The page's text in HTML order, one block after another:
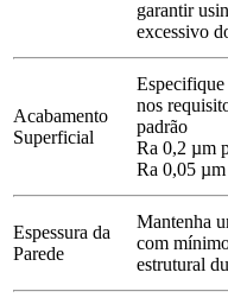
garantir
excessivo
Acabamento
Superficial
Especifique
nos
padrão
Ra 0,2 µm
Ra 0,05 µm
Espessura da
Parede
Mantenha
com
estrutural